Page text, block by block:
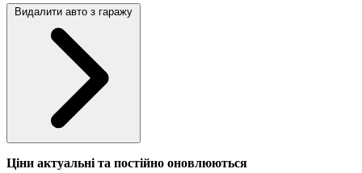
Видалити авто з гаражу
Ціни актуальні та постійно оновлюються